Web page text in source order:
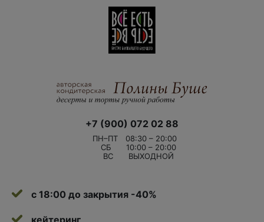
+7 (900) 072 02 88
ПН–ПТ
08:30 – 20:00
СБ
10:00 – 20:00
ВС
ВЫХОДНОЙ
с 18:00 до закрытия -40%
кейтеринг